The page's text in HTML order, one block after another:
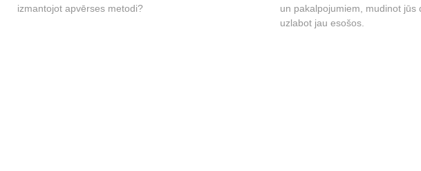
izmantojot apvērses metodi?
un pakalpojumiem, mudinot jūs
uzlabot jau esošos.